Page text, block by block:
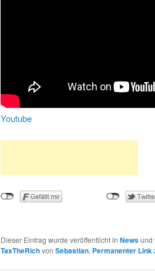
Youtube
Dieser Eintrag wurde veröffentlicht in Newsund
TaxTheRichvon Sebastian. Permanenter Link